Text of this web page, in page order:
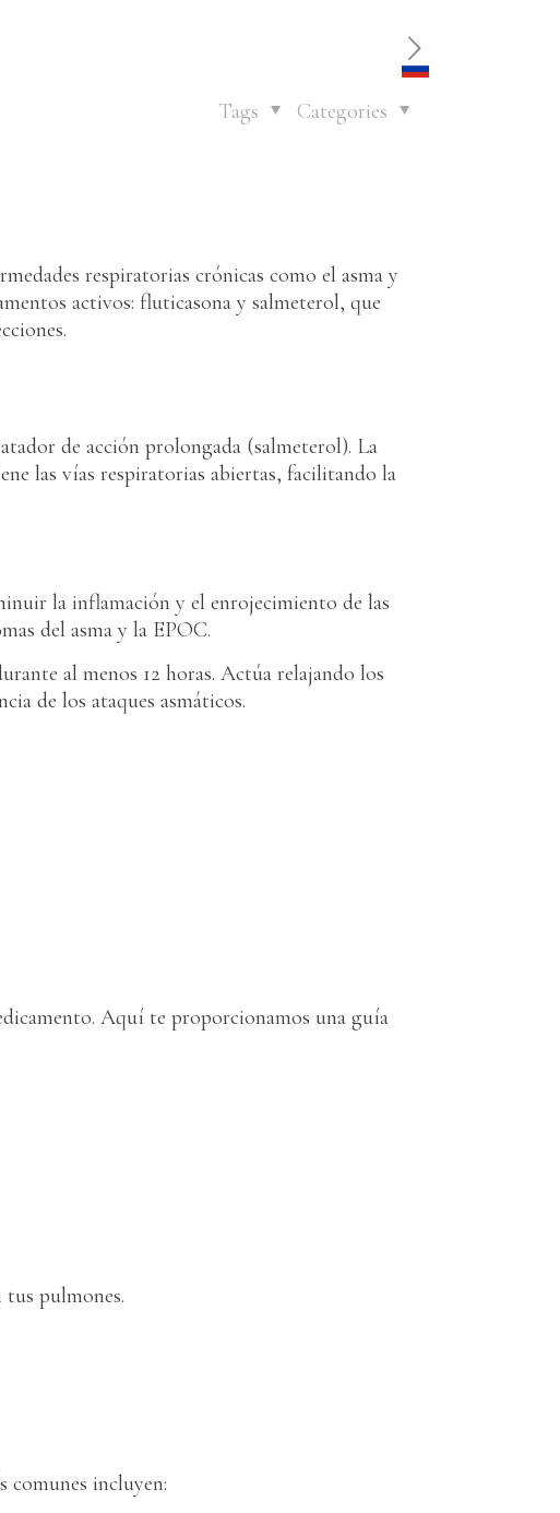
Categories
Tags
respiratorias crónicas como el asma y
activos: fluticasona y salmeterol, que
de acción prolongada (salmeterol). La
las vías respiratorias abiertas, facilitando la
la inflamación y el enrojecimiento de las
del asma y la EPOC.
al menos 12 horas. Actúa relajando los
de los ataques asmáticos.
Aquí te proporcionamos una guía
pulmones.
comunes incluyen: